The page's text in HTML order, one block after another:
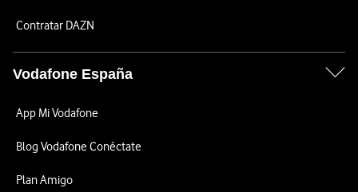
Contratar DAZN
Vodafone España
App Mi Vodafone
Blog Vodafone Conéctate
Plan Amigo